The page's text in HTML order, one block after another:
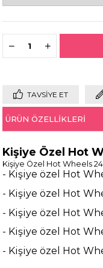
TAVSIYE ET
ÜRÜN ÖZELLIKLERI
Kişiye Özel Hot
Kişiye Özel Hot Wheels
- Kişiye özel Hot
- Kişiye özel Hot
- Kişiye özel Hot
- Kişiye özel Hot
- Kişiye özel Hot